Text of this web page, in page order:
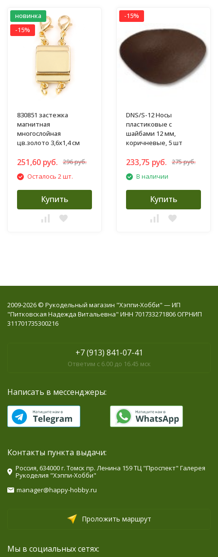
новинка
-15%
830851 застежка
магнитная
многослойная
цв.золото 3,6х1,4 см
251,60 руб. 296 руб.
Осталось 2 шт.
Купить
-15%
DNS/S-12 Носы
пластиковые с
шайбами 12 мм,
коричневые, 5 шт
233,75 руб. 275 руб.
В наличии
Купить
2009-2026 © Рукодельный магазин "Хэппи-Хобби" — ИП
"Питковская Надежда Витальевна" ИНН 701733271806 ОГРНИП
311701735300216
+7 (913) 841-07-41
Ответим с 6.00 до 16.45 мск
Написать в мессенджеры:
Контакты пункта выдачи:
Россия, 634000 г. Томск пр. Ленина 159 ТЦ "Проспект" Галерея
Рукоделия "Хэппи-Хобби"
manager@happy-hobby.ru
Проложить маршрут
Мы в социальных сетях: